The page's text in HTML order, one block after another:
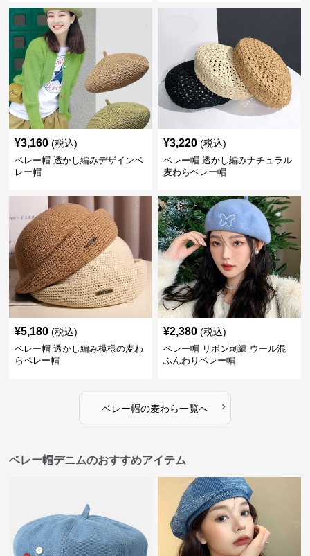
¥3,160 (税込)
ベレー帽 透かし編みデザインベ
レー帽
¥3,220 (税込)
ベレー帽 透かし編みナチュラル
麦わらベレー帽
¥5,180 (税込)
ベレー帽 透かし編み模様の麦わ
らベレー帽
¥2,380 (税込)
ベレー帽 リボン刺繍 ウール混
ふんわりベレー帽
ベレー帽の麦わら一覧へ ›
ベレー帽デニムのおすすめアイテム